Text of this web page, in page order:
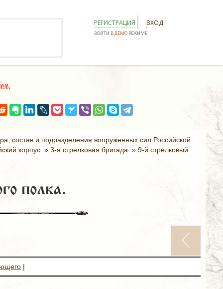
РЕГИСТРАЦИЯ ВХОД
ВОЙТИ ВДЕМО РЕЖИМЕ
состав и подразделения вооруженных сил Российской
корпус. » 3-я стрелковая бригада. » 9-й стрелковый
полка.
|